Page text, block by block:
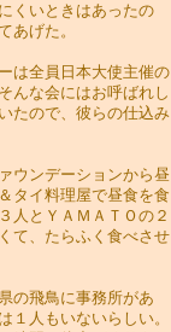
くいときはあったの
あげた。
は全員日本大使主催の
んな会にはお呼ばれし
たので、彼らの仕込み
ウンデーションから昼
タイ料理屋で昼食を食
人とＹＡＭＡＴＯの２
て、たらふく食べさせ
の飛鳥に事務所があ
１人もいないらしい。